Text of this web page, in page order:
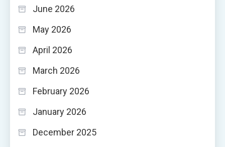
June 2026
May 2026
April 2026
March 2026
February 2026
January 2026
December 2025